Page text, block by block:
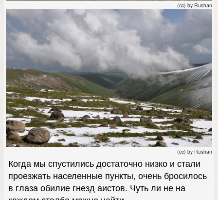
(cc) by Rushan
(cc) by Rushan
Когда мы спустились достаточно низко и стали
проезжать населенные пункты, очень бросилось
в глаза обилие гнезд аистов. Чуть ли не на